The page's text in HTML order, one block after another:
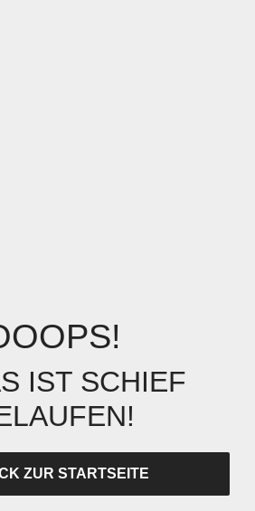
IST SCHIEF
ZUR STARTSEITE